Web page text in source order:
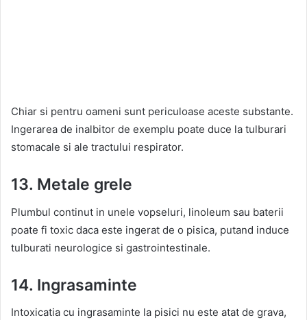
Chiar si pentru oameni sunt periculoase aceste substante.
Ingerarea de inalbitor de exemplu poate duce la tulburari
stomacale si ale tractului respirator.
13. Metale grele
Plumbul continut in unele vopseluri, linoleum sau baterii
poate fi toxic daca este ingerat de o pisica, putand induce
tulburati neurologice si gastrointestinale.
14. Ingrasaminte
Intoxicatia cu ingrasaminte la pisici nu este atat de grava,